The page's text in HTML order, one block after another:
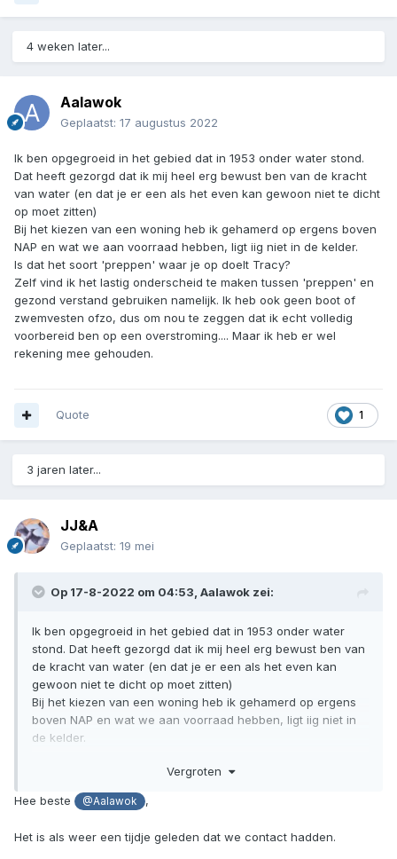
4 weken later...
Aalawok
Geplaatst: 17 augustus 2022
Ik ben opgegroeid in het gebied dat in 1953 onder water stond.
Dat heeft gezorgd dat ik mij heel erg bewust ben van de kracht
van water (en dat je er een als het even kan gewoon niet te dicht
op moet zitten)
Bij het kiezen van een woning heb ik gehamerd op ergens boven
NAP en wat we aan voorraad hebben, ligt iig niet in de kelder.
Is dat het soort 'preppen' waar je op doelt Tracy?
Zelf vind ik het lastig onderscheid te maken tussen 'preppen' en
gezond verstand gebruiken namelijk. Ik heb ook geen boot of
zwemvesten ofzo, dus om nou te zeggen dat ik echt volledig
voorbereid ben op een overstroming.... Maar ik heb er wel
rekening mee gehouden.
1
Quote
3 jaren later...
JJ&A
Geplaatst: 19 mei
Op 17-8-2022 om 04:53, Aalawok zei:
Ik ben opgegroeid in het gebied dat in 1953 onder water
stond. Dat heeft gezorgd dat ik mij heel erg bewust ben van
de kracht van water (en dat je er een als het even kan
gewoon niet te dicht op moet zitten)
Bij het kiezen van een woning heb ik gehamerd op ergens
boven NAP en wat we aan voorraad hebben, ligt iig niet in
de kelder.
Zelf vind ik het lastig onderscheid te maken tussen
'preppen' en gezond verstand gebruiken namelijk. Ik heb
ook geen boot of zwemvesten ofzo, dus om nou te zeggen
Maar ik heb er wel rekening mee gehouden.
Vergroten
Hee beste @Aalawok ,
Het is als weer een tijdje geleden dat we contact hadden.